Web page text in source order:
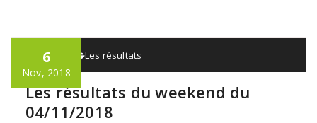
6
Nov, 2018
admin Les résultats
Les résultats du weekend du
04/11/2018